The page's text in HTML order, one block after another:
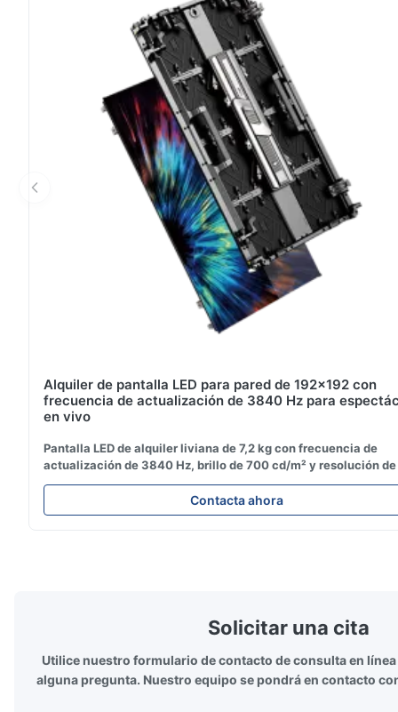
Alquiler de pantalla LED para pared de 192x192 con
frecuencia de actualización de 3840 Hz para
en vivo
Pantalla LED de alquiler liviana de 7,2 kg con frecuencia de
actualización de 3840 Hz, brillo de 700 cd/m² y resolución de
192. Ideal para eventos en vivo con fácil instalación y
compatibilidad de voltaje global (AC100-240V).
Contacta ahora
Solicitar una cita
Utilice nuestro formulario de contacto de consulta en
alguna pregunta. Nuestro equipo se pondrá en contacto